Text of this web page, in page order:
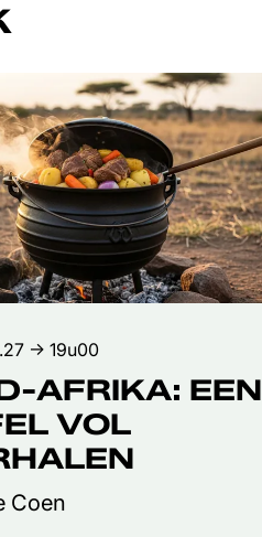
AFRIKA: EEN
VOL
Coen
→ 19u00